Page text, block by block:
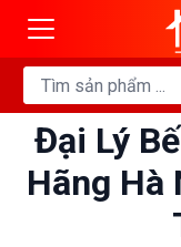
Đại Lý
Hãng Hà